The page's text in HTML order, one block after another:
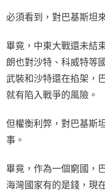
必須看到，對巴基斯坦
畢竟，中東大戰還未結
朗也對沙特、科威特等
武裝和沙特還在掐架，
就有陷入戰爭的風險。
但權衡利弊，對巴基斯
事。
畢竟，作為一個窮國，
海灣國家有的是錢，現